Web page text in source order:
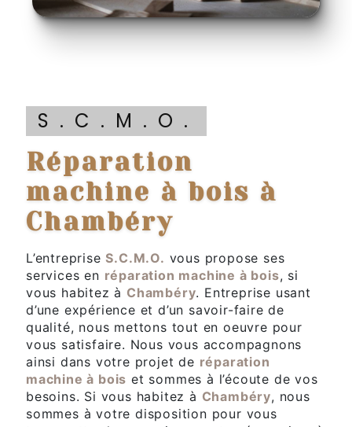
S.C.M.O.
réparation
machine à bois à
Chambéry
L’entrepriseS.C.M.O. vous propose ses
services en réparation machine à bois, si
vous habitez à Chambéry. Entreprise usant
d’une expérience et d’un savoir-faire de
qualité, nous mettons tout en oeuvre pour
vous satisfaire. Nous vous accompagnons
ainsi dans votre projet de réparation
machine à bois et sommes à l’écoute de vos
besoins. Si vous habitez à Chambéry, nous
sommes à votre disposition pour vous